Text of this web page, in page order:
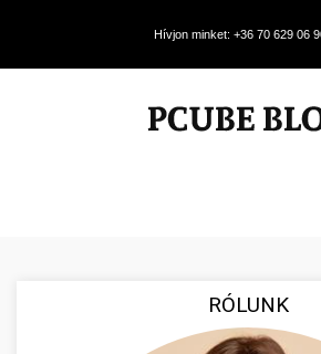
Hívjon minket: +36 70 629 06
RÓLUNK